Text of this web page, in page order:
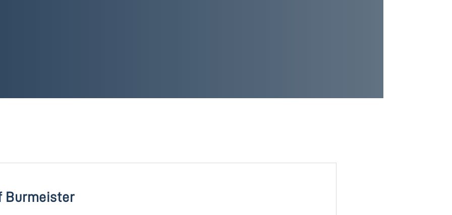
Burmeister